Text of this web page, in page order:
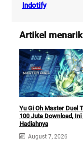
Indotify
Artikel
Yu Gi Oh Master Duel
100 Juta Download,
Hadiahnya
August 7, 2026